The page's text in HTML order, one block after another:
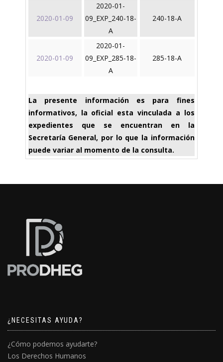
2020-01-09
2020-01-
09_EXP_240-18-
A
240-18-A
2020-01-09
2020-01-
09_EXP_285-18-
A
285-18-A
La presente información es para fines
informativos, la oficial esta vinculada a los
expedientes que se encuentran en la
Secretaría General, por lo que la información
puede variar al momento de la consulta.
¿NECESITAS AYUDA?
¿Cómo podemos ayudarte?
Los Derechos Humanos